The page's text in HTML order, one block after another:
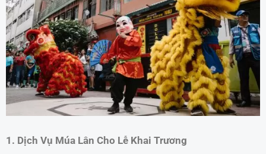
1. Dịch Vụ Múa Lân Cho Lễ Khai Trương